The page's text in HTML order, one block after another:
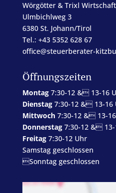
Wörgötter & Trixl
Ulmbichlweg 3
6380 St. Johann/Tirol
Tel.: +43 5352 628 67
office@steuerberater-
Öffnungszeiten
Montag7:30-12 & 13-16
Dienstag7:30-12 & 13-16
Mittwoch7:30-12 & 13-
Donnerstag7:30-12 & 13-
Freitag7:30-12 Uhr
Samstag geschlossen
Sonntag geschlossen